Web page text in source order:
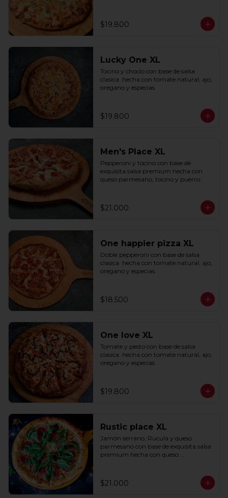
$19.800
Lucky One XL
Tocino y choclo con base de salsa
clasica  hecha con tomate natural, ajo,
oregano y especias.
$19.800
Men's Place XL
Pepperoni y tocino con base de
exquisita salsa premium hecha con
queso parmesano, tocino y puerro.
$21.000
One happier pizza XL
Doble pepperoni con base de salsa
clasica  hecha con tomate natural, ajo,
oregano y especias.
$18.500
One love XL
Tomate y pesto con base de salsa
clasica  hecha con tomate natural, ajo,
oregano y especias.
$19.800
Rustic place XL
Jamón serrano, Rucula y queso
parmesano con base de exquisita salsa
premium hecha con queso
$21.000